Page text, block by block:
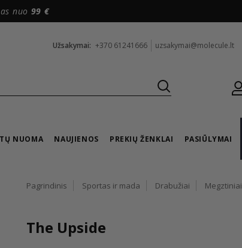
nuo 99 €
Užsakymai: +370 61241666 uzsakymai@molecule.lt
NUOMA NAUJIENOS PREKIŲ ŽENKLAI PASIŪLYMAI
Pagrindinis Sportas ir mada Drabužiai Megztiniai
The Upside